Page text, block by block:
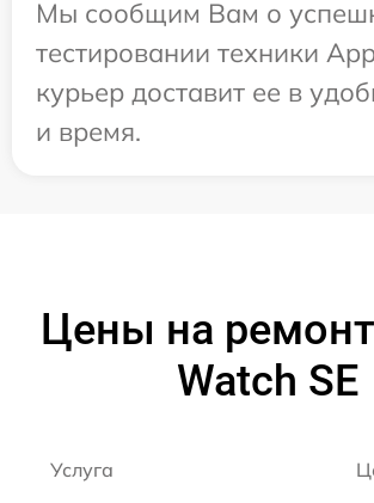
Мы сообщим Вам о
тестировании техники
курьер доставит ее в
и время.
Цены на
Watch SE
Услуга